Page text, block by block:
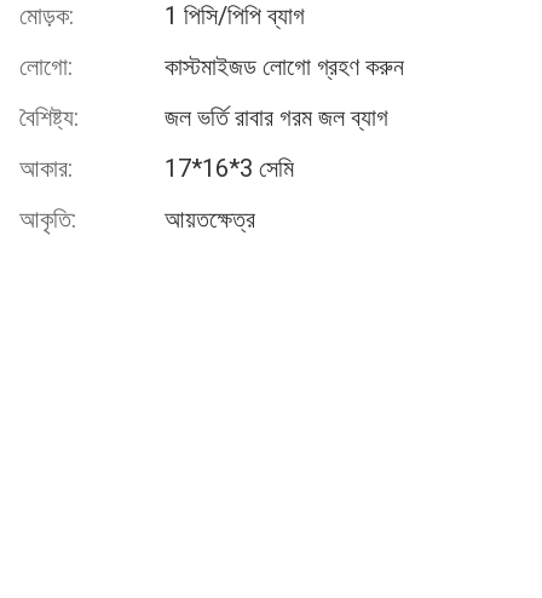
মোড়ক:
1 পিসি/পিপি ব্যাগ
লোগো:
কাস্টমাইজড লোগো গ্রহণ করুন
বৈশিষ্ট্য:
জল ভর্তি রাবার গরম জল ব্যাগ
আকার:
17*16*3 সেমি
আকৃতি:
আয়তক্ষেত্র